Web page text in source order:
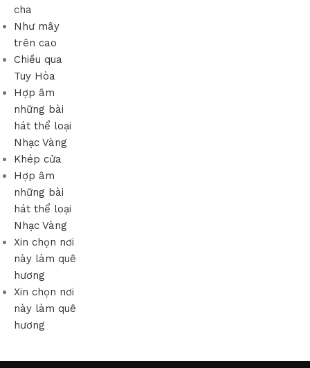
cha
Như mây
trên cao
Chiều qua
Tuy Hòa
Hợp âm
những bài
hát thể loại
Nhạc Vàng
Khép cửa
Hợp âm
những bài
hát thể loại
Nhạc Vàng
Xin chọn nơi
này làm quê
hương
Xin chọn nơi
này làm quê
hương